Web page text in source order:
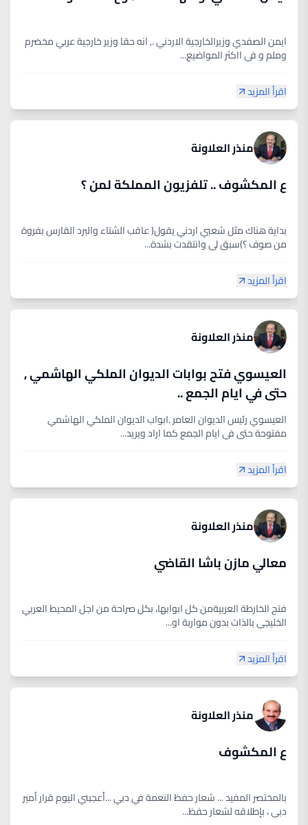
ايمن الصفدي وزيرالخارجية الاردني ., انه حقا وزير خارجية عربي مخضرم
وملم و في ااكثر المواضيع...
اقرأ المزيد
منذر العلاونة
ع المكشوف .. تلفزيون المملكة لمن ؟
بداية هناك مثل شعبي اردني يقول( عاقب الشتاء والبرد القارس بفروة
من صوف ؟)سبق لي وانتقدت بشدة...
اقرأ المزيد
منذر العلاونة
العيسوي فتح بوابات الديوان الملكي الهاشمي ,
حتى في ايام الجمع ..
العيسوي رئيس الديوان العامر .ابواب الديوان الملكي الهاشمي
مفتوحة حتى في ايام الجمع كما اراد ويريد...
اقرأ المزيد
منذر العلاونة
معالي مازن باشا القاضي
فتح الخارطة العربيةمن كل ابوابها، بكل صراحة من اجل المحيط العربي
الخليجي بالذات بدون مواربة او...
اقرأ المزيد
منذر العلاونة
ع المكشوف
بالمختصر المفيد ... شعار حفظ النعمة في دبي ...أعجبني اليوم قرار أمير
دبي ، بإطلاقه لشعار حفظ...